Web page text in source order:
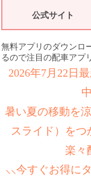
公式サイト
無料アプリのダウンロ
るので注目の配車アプ
2026年7月22日
暑い夏の移動を
スライド）をつ
楽々
⸜⸜今すぐお得に